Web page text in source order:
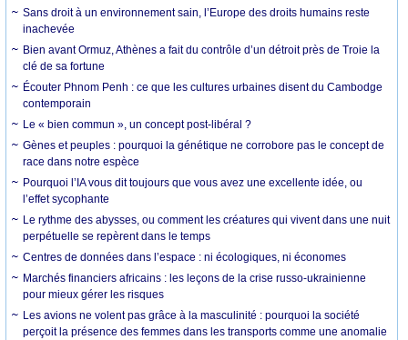
Sans droit à un environnement sain, l’Europe des droits humains reste
inachevée
Bien avant Ormuz, Athènes a fait du contrôle d’un détroit près de Troie la
clé de sa fortune
Écouter Phnom Penh : ce que les cultures urbaines disent du Cambodge
contemporain
Le « bien commun », un concept post-libéral ?
Gènes et peuples : pourquoi la génétique ne corrobore pas le concept de
race dans notre espèce
Pourquoi l’IA vous dit toujours que vous avez une excellente idée, ou
l’effet sycophante
Le rythme des abysses, ou comment les créatures qui vivent dans une nuit
perpétuelle se repèrent dans le temps
Centres de données dans l’espace : ni écologiques, ni économes
Marchés financiers africains : les leçons de la crise russo-ukrainienne
pour mieux gérer les risques
Les avions ne volent pas grâce à la masculinité : pourquoi la société
perçoit la présence des femmes dans les transports comme une anomalie